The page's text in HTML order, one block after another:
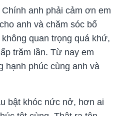
anh phải cảm ơn em
anh và chăm sóc bố
quan trọng quá khứ,
trăm lần. Từ nay em
hạnh phúc cùng anh và
bật khóc nức nở, hơn ai